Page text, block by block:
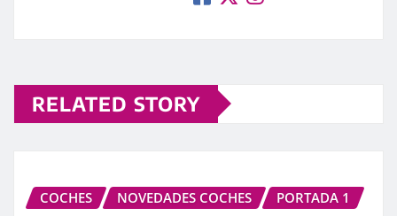
RELATED STORY
COCHES NOVEDADES COCHES PORTADA 1